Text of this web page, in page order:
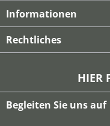
Informationen
Rechtliches
HIER
Begleiten Sie uns auf